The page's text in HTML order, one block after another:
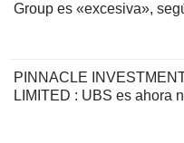
Group es «excesiva»,
PINNACLE
LIMITED : UBS es ahora